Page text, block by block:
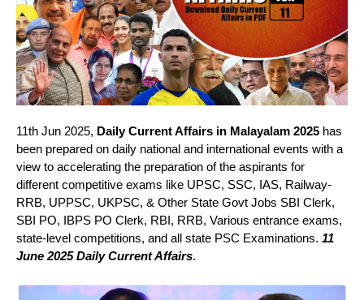
11th Jun 2025, Daily Current Affairs in Malayalam 2025 has
been prepared on daily national and international events with a
view to accelerating the preparation of the aspirants for
different competitive exams like UPSC, SSC, IAS, Railway-
RRB, UPPSC, UKPSC, & Other State Govt Jobs SBI Clerk,
SBI PO, IBPS PO Clerk, RBI, RRB, Various entrance exams,
state-level competitions, and all state PSC Examinations. 11
June 2025 Daily Current Affairs.